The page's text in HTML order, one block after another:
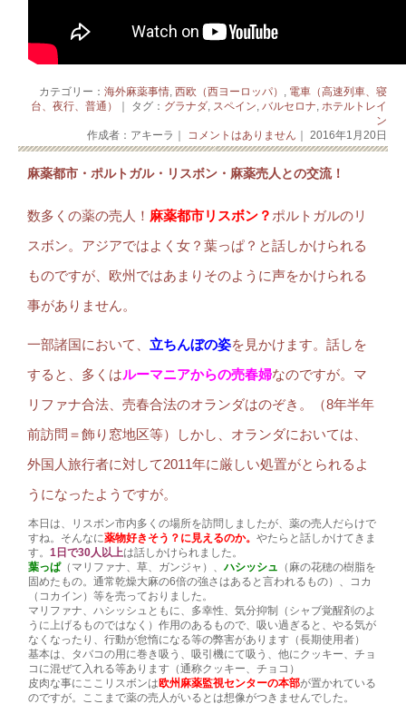
カテゴリー： 海外麻薬事情, 西欧（西ヨーロッパ） , 電車（高速列車、寝
台、夜行、普通）
｜ タグ： グラナダ, スペイン, バルセロナ, ホテルトレイ
ン
作成者：アキーラ｜ コメントはありません ｜ 2016年1月20日
麻薬都市・ポルトガル・リスボン・麻薬売人との交流！
数多くの薬の売人！ 麻薬都市リスボン？ ポルトガルのリ
スボン。アジアではよく女？葉っぱ？と話しかけられる
ものですが、欧州ではあまりそのように声をかけられる
事がありません。
一部諸国において、 立ちんぼの姿を見かけます。話しを
すると、多くはルーマニアからの売春婦なのですが。マ
リファナ合法、売春合法のオランダはのぞき。（8年半年
前訪問＝飾り窓地区等）しかし、オランダにおいては、
外国人旅行者に対して2011年に厳しい処置がとられるよ
うになったようですが。
本日は、リスボン市内多くの場所を訪問しましたが、薬の売人だらけで
すね。そんなに薬物好きそう？に見えるのか。やたらと話しかけてきま
す。1日で30人以上は話しかけられました。
葉っぱ（マリファナ、草、ガンジャ）、ハシッシュ （麻の花穂の樹脂を
固めたもの。通常乾燥大麻の6倍の強さはあると言われるもの）、コカ
（コカイン）等を売っておりました。
マリファナ、ハシッシュともに、多幸性、気分抑制（シャブ覚醒剤のよ
うに上げるものではなく）作用のあるもので、吸い過ぎると、やる気が
なくなったり、行動が怠惰になる等の弊害があります（長期使用者）
基本は、タバコの用に巻き吸う、吸引機にて吸う、他にクッキー、チョ
コに混ぜて入れる等あります（通称クッキー、チョコ）
皮肉な事にここリスボンは 欧州麻薬監視センターの本部が置かれている
のですが。ここまで薬の売人がいるとは想像がつきませんでした。